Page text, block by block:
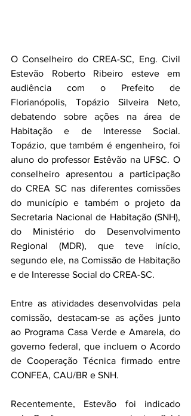
O Conselheiro do CREA-SC, Eng. Civil
Estevão Roberto Ribeiro esteve em
audiência com o Prefeito de
Florianópolis, Topázio Silveira Neto,
debatendo sobre ações na área de
Habitação e de Interesse Social.
Topázio, que também é engenheiro, foi
aluno do professor Estêvão na UFSC. O
conselheiro apresentou a participação
do CREA SC nas diferentes comissões
do município e também o projeto da
Secretaria Nacional de Habitação (SNH),
do Ministério do Desenvolvimento
Regional (MDR), que teve início,
segundo ele, na Comissão de Habitação
e de Interesse Social do CREA-SC.
Entre as atividades desenvolvidas pela
comissão, destacam-se as ações junto
ao Programa Casa Verde e Amarela, do
governo federal, que incluem o Acordo
de Cooperação Técnica firmado entre
CONFEA, CAU/BR e SNH.
Recentemente, Estevão foi indicado